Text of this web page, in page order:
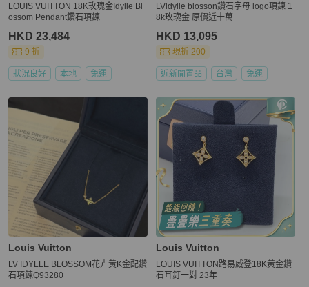
LOUIS VUITTON 18K玫瑰金Idylle Bl
ossom Pendant鑽石項鍊
HKD 23,484
9 折
狀況良好 本地 免運
LVldylle blosson鑽石字母 logo項鍊 1
8k玫瑰金 原價近十萬
HKD 13,095
現折 200
近新閒置品 台灣 免運
Louis Vuitton
LV IDYLLE BLOSSOM花卉黃K金配鑽
石項鍊Q93280
Louis Vuitton
LOUIS VUITTON路易威登18K黃金鑽
石耳釘一對 23年